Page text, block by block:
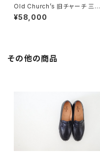
Old Church’s 旧チャーチ 三都
市 Stafford 70F
¥58,000
その他の商品